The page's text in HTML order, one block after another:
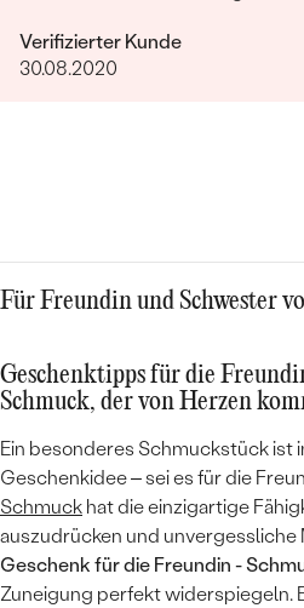
Verifizierter Kunde
30.08.2020
Für Freundin und Schwester
Geschenktipps für die
Schmuck, der von Herzen
Ein besonderes Schmuckstück ist
Geschenkidee – sei es für die
Schmuck hat die einzigartige
auszudrücken und unvergessliche
Geschenk für die Freundin -
Zuneigung perfekt widerspiegeln.